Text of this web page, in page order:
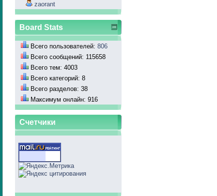
zaorant
Board Stats
Всего пользователей: 806
Всего сообщений: 115658
Всего тем: 4003
Всего категорий: 8
Всего разделов: 38
Максимум онлайн: 916
Счетчики